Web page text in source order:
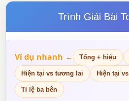
Trình Giải Bài
Ví dụ nhanh → Tổng + hiệu
Hiện tại vs tương lai Hiện tại
Tỉ lệ ba bên